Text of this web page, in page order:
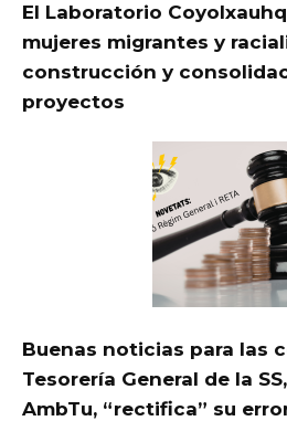
El Laboratorio
mujeres migrantes y
construcción y
proyectos
Buenas noticias para las
Tesorería General de la
AmbTu, “rectifica” su